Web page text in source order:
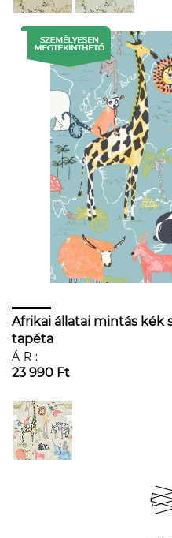
Afrikai állatai mintás kék
tapéta
ÁR:
23 990 Ft